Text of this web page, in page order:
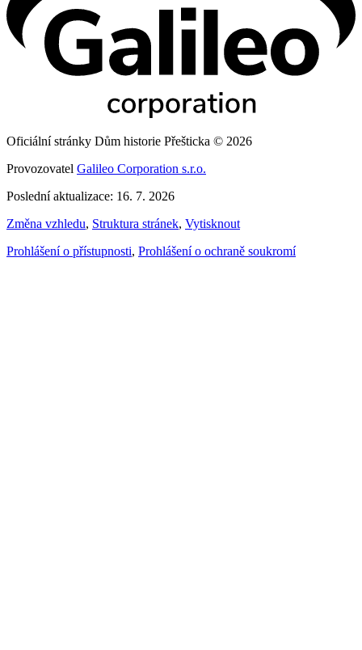
Oficiální stránky Dům historie Přešticka © 2026
Provozovatel Galileo Corporation s.r.o.
Poslední aktualizace: 16. 7. 2026
Změna vzhledu, Struktura stránek, Vytisknout
Prohlášení o přístupnosti, Prohlášení o ochraně soukromí